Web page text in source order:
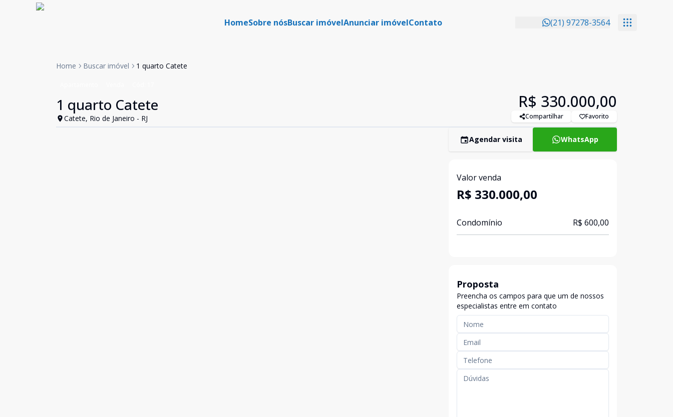
HomeSobre nósBuscar imóvelAnunciar imóvelContato (21) 97278-3564
Home Buscar imóvel 1 quarto Catete
1 quarto Catete
Catete, Rio de Janeiro - RJ
R$ 330.000,00
Compartilhar Favorito
Agendar visita WhatsApp
Valor venda
R$ 330.000,00
Condomínio R$ 600,00
Proposta
Preencha os campos para que um de nossos
especialistas entre em contato